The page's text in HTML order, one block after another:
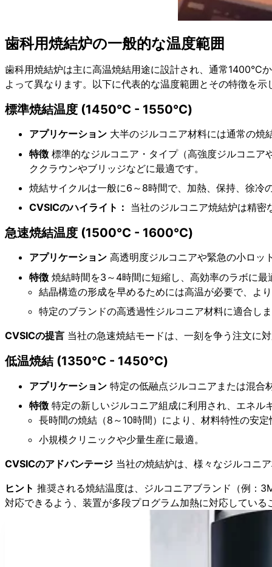
歯科用焼結炉の一般的な温度範囲
歯科用焼結炉は主に高温焼結用途に設計され、通常1400°C
よって異なります。以下に代表的な温度範囲とその特徴を示
標準焼結温度 (1450°C - 1550°C)
アプリケーション 大半のジルコニア材料には通常の焼
特徴 標準的なジルコニア・タイプ（高強度ジルコニ
ククラウンやブリッジなどに最適です。
焼結サイクルは一般に6～8時間で、加熱、保持、徐冷
CVSICのハイライト： 当社のジルコニア焼結炉は精
急速焼結温度 (1500°C - 1600°C)
アプリケーション 高透明度ジルコニアや緊急の小ロッ
特徴 焼結時間を3～4時間に短縮し、高効率のラボに最
結晶構造の形成を早めるためには高温が必要で、よ
特定のブランドの高透過性ジルコニア材料に適合し
CVSICの提言 当社の急速焼結モードは、一刻を争う注文に
低温焼結 (1350°C - 1450°C)
アプリケーション 特定の低融点ジルコニアまたは混合
特徴 特定の新しいジルコニア組成に利用され、エネル
長時間の焼結（8～10時間）により、材料特性の安
小規模クリニックや少量生産に最適。
CVSICのアドバンテージ 当社の焼結炉は、様々なジルコニ
ヒント 推奨される焼結温度は、ジルコニアブランド（例：
対応できるよう、装置が多段プログラム加熱に対応している